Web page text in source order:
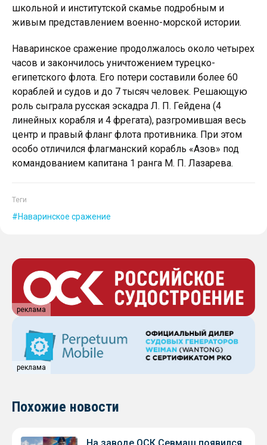
школьной и институтской скамье подробным и
живым представлением военно-морской истории.
Наваринское сражение продолжалось около четырех
часов и закончилось уничтожением турецко-
египетского флота. Его потери составили более 60
кораблей и судов и до 7 тысяч человек. Решающую
роль сыграла русская эскадра Л. П. Гейдена (4
линейных корабля и 4 фрегата), разгромившая весь
центр и правый фланг флота противника. При этом
особо отличился флагманский корабль «Азов» под
командованием капитана 1 ранга М. П. Лазарева.
Теги
Наваринское сражение
реклама
реклама
Похожие новости